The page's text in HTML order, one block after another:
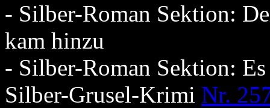
- Silber-Roman Sektion:
kam hinzu
- Silber-Roman Sektion:
Silber-Grusel-Krimi Nr.